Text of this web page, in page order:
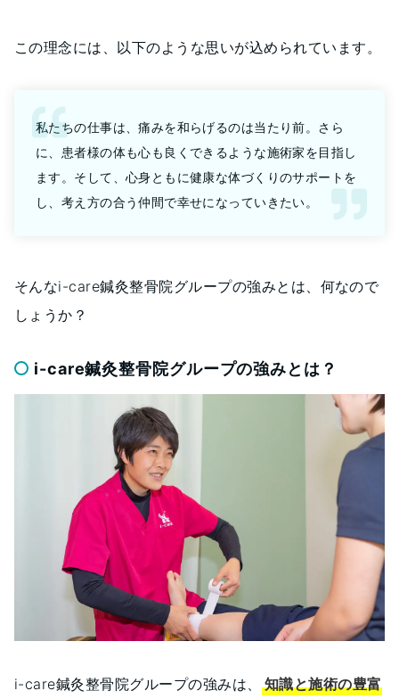
この理念には、以下のような思いが込められています。
私たちの仕事は、痛みを和らげるのは当たり前。さら
に、患者様の体も心も良くできるような施術家を目指し
ます。そして、心身ともに健康な体づくりのサポートを
し、考え方の合う仲間で幸せになっていきたい。
そんなi-care鍼灸整骨院グループの強みとは、何なので
しょうか？
i-care鍼灸整骨院グループの強みとは？
i-care鍼灸整骨院グループの強みは、 知識と施術の豊富